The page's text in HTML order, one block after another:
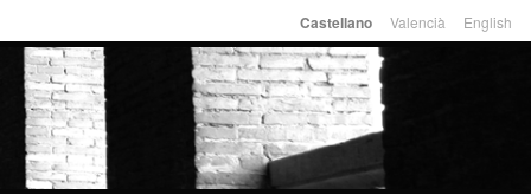
Idiomas
Castellano Valencià English